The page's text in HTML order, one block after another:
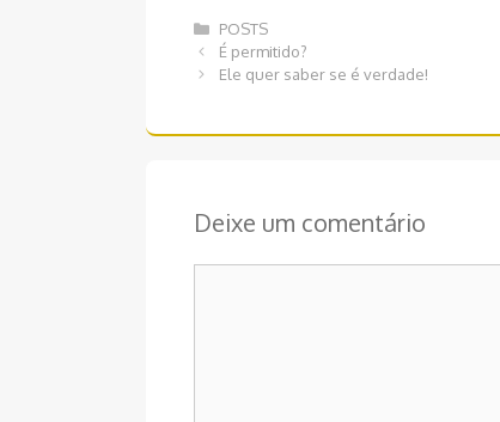
Categorias
POSTS
Navegação
de
É permitido?
Ele quer saber se é verdade!
Deixe um comentário